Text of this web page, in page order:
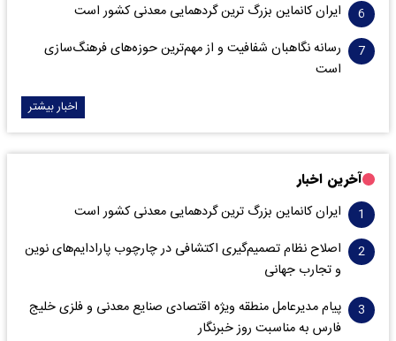
ایران کانماین بزرگ ترین گردهمایی معدنی کشور است
رسانه نگاهبان شفافیت و از مهم‌ترین حوزه‌های فرهنگ‌سازی
است
اخبار بیشتر
آخرین اخبار
ایران کانماین بزرگ ترین گردهمایی معدنی کشور است
اصلاح نظام تصمیم‌گیری اکتشافی در چارچوب پارادایم‌های نوین
و تجارب جهانی
پیام مدیرعامل منطقه ویژه اقتصادی صنایع معدنی و فلزی خلیج
فارس به مناسبت روز خبرنگار‌